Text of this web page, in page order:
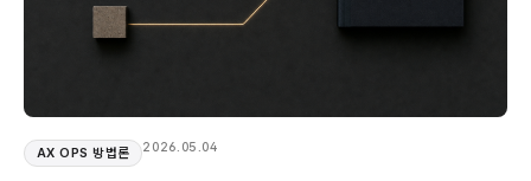
AX OPS 방법론 2026.05.04